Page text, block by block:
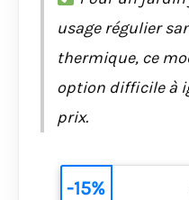
usage régulier
thermique, ce
option difficile à
prix.
-15%